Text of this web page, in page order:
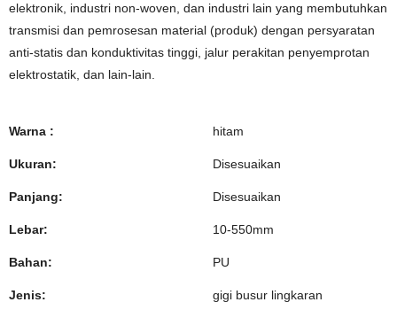
elektronik, industri non-woven, dan industri lain yang membutuhkan
transmisi dan pemrosesan material (produk) dengan persyaratan
anti-statis dan konduktivitas tinggi, jalur perakitan penyemprotan
elektrostatik, dan lain-lain.
Warna : hitam
Ukuran: Disesuaikan
Panjang: Disesuaikan
Lebar: 10-550mm
Bahan: PU
Jenis: gigi busur lingkaran